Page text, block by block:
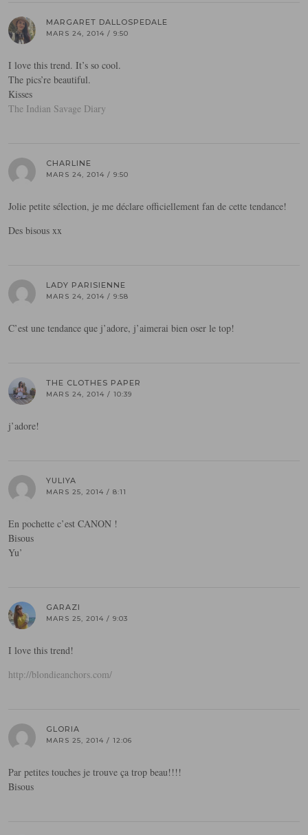
MARGARET DALLOSPEDALE
MARS 24, 2014 / 9:50
I love this trend. It’s so cool.
The pics’re beautiful.
Kisses
The Indian Savage Diary
CHARLINE
MARS 24, 2014 / 9:50
Jolie petite sélection, je me déclare officiellement fan de cette tendance!
Des bisous xx
LADY PARISIENNE
MARS 24, 2014 / 9:58
C’est une tendance que j’adore, j’aimerai bien oser le top!
THE CLOTHES PAPER
MARS 24, 2014 / 10:39
j’adore!
YULIYA
MARS 25, 2014 / 8:11
En pochette c’est CANON !
Bisous
Yu’
GARAZI
MARS 25, 2014 / 9:03
I love this trend!
http://blondieanchors.com/
GLORIA
MARS 25, 2014 / 12:06
Par petites touches je trouve ça trop beau!!!!
Bisous